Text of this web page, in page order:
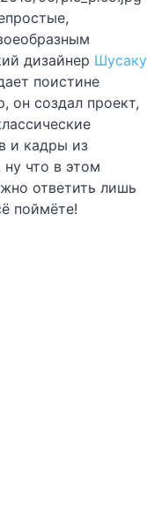
дизайнер Шусаку
поистине
он создал проект,
и кадры из
что в этом
ответить лишь
поймёте!